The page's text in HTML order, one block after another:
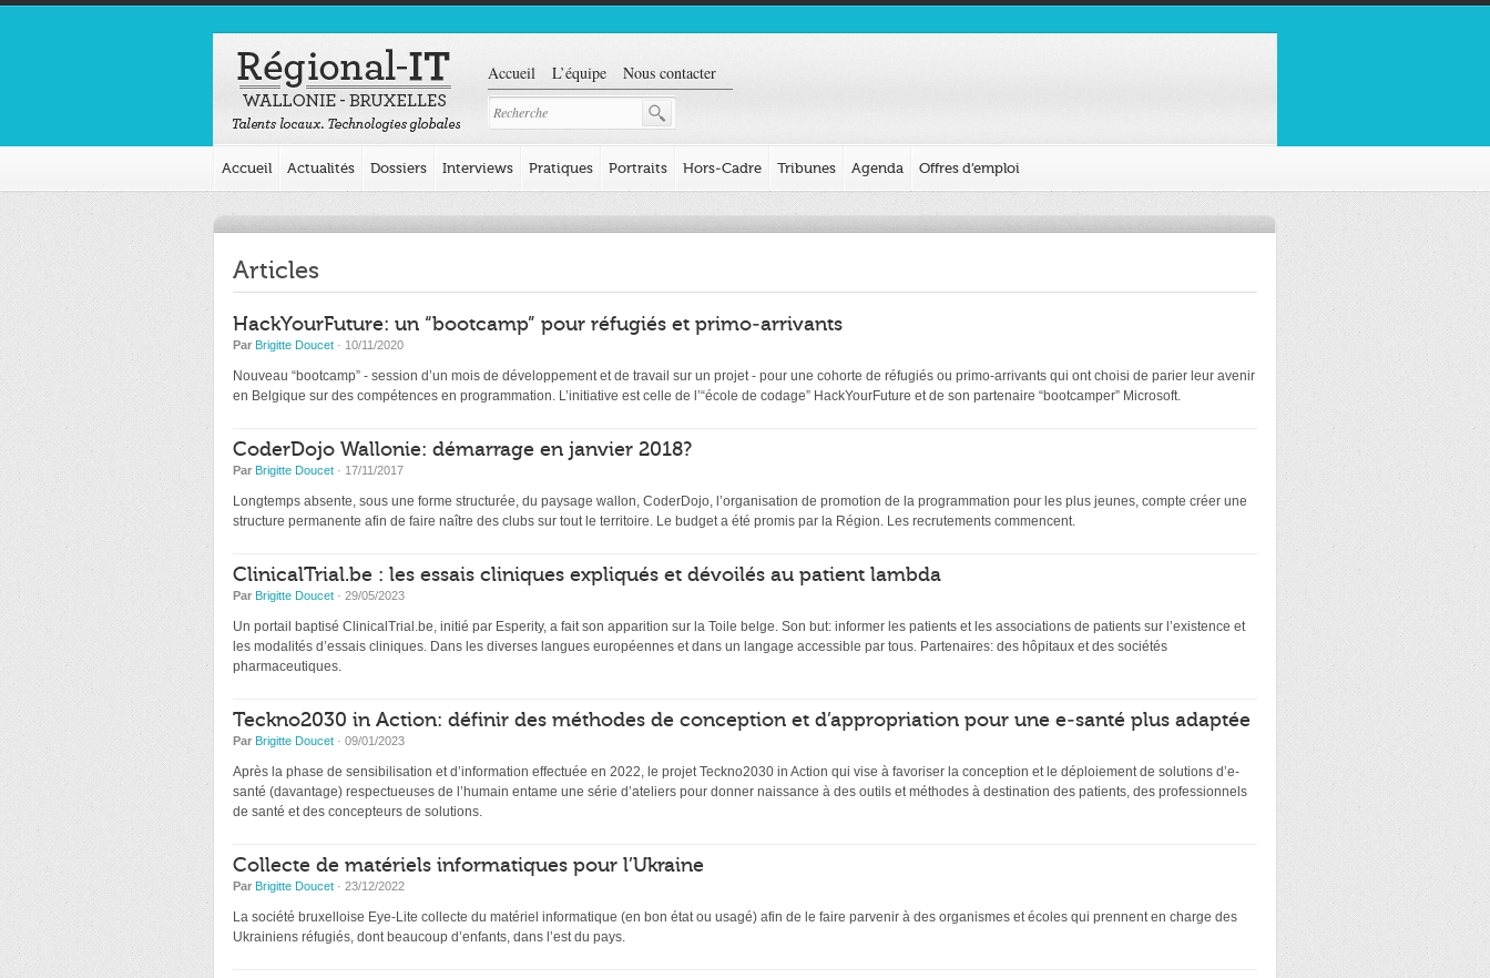
Accueil L’équipe Nous contacter
Accueil Actualités Dossiers Interviews Pratiques Portraits Hors-Cadre Tribunes Agenda Offres d’emploi
Articles
HackYourFuture: un “bootcamp” pour réfugiés et primo-arrivants
Par Brigitte Doucet · 10/11/2020
Nouveau “bootcamp” - session d’un mois de développement et de travail sur un projet - pour une cohorte de réfugiés ou primo-arrivants qui ont choisi de parier leur avenir
en Belgique sur des compétences en programmation. L’initiative est celle de l’“école de codage” HackYourFuture et de son partenaire “bootcamper” Microsoft.
CoderDojo Wallonie: démarrage en janvier 2018?
Par Brigitte Doucet · 17/11/2017
Longtemps absente, sous une forme structurée, du paysage wallon, CoderDojo, l’organisation de promotion de la programmation pour les plus jeunes, compte créer une
structure permanente afin de faire naître des clubs sur tout le territoire. Le budget a été promis par la Région. Les recrutements commencent.
ClinicalTrial.be : les essais cliniques expliqués et dévoilés au patient lambda
Par Brigitte Doucet · 29/05/2023
Un portail baptisé ClinicalTrial.be, initié par Esperity, a fait son apparition sur la Toile belge. Son but: informer les patients et les associations de patients sur l’existence et
les modalités d’essais cliniques. Dans les diverses langues européennes et dans un langage accessible par tous. Partenaires: des hôpitaux et des sociétés
pharmaceutiques.
Teckno2030 in Action: définir des méthodes de conception et d’appropriation pour une e-santé plus adaptée
Par Brigitte Doucet · 09/01/2023
Après la phase de sensibilisation et d’information effectuée en 2022, le projet Teckno2030 in Action qui vise à favoriser la conception et le déploiement de solutions d’e-
santé (davantage) respectueuses de l’humain entame une série d’ateliers pour donner naissance à des outils et méthodes à destination des patients, des professionnels
de santé et des concepteurs de solutions.
Collecte de matériels informatiques pour l’Ukraine
Par Brigitte Doucet · 23/12/2022
La société bruxelloise Eye-Lite collecte du matériel informatique (en bon état ou usagé) afin de le faire parvenir à des organismes et écoles qui prennent en charge des
Ukrainiens réfugiés, dont beaucoup d’enfants, dans l’est du pays.